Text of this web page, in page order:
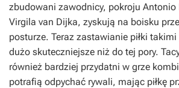
zbudowani zawodnicy, pokroju Antonio
Virgila van Dijka, zyskują na boisku
posturze. Teraz zastawianie piłki takimi
dużo skuteczniejsze niż do tej pory.
również bardziej przydatni w grze
potrafią odpychać rywali, mając piłkę